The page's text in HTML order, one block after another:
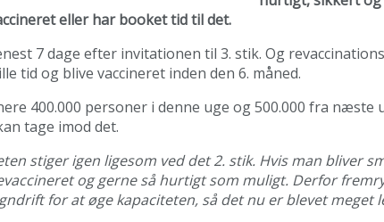
eller har booket tid til det.
7 dage efter invitationen til 3. stik. Og
tid og blive vaccineret inden den 6. måned.
400.000 personer i denne uge og 500.000 fra
tage imod det.
stiger igen ligesom ved det 2. stik. Hvis man bliver
og gerne så hurtigt som muligt. Derfor
for at øge kapaciteten, så det nu er blevet meget